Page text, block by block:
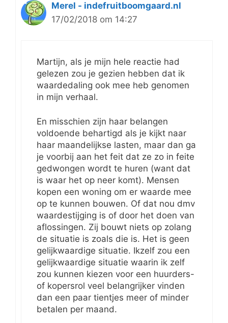
Merel - indefruitboomgaard.nl
17/02/2018 om 14:27
Martijn, als je mijn hele reactie had
gelezen zou je gezien hebben dat ik
waardedaling ook mee heb genomen
in mijn verhaal.
En misschien zijn haar belangen
voldoende behartigd als je kijkt naar
haar maandelijkse lasten, maar dan ga
je voorbij aan het feit dat ze zo in feite
gedwongen wordt te huren (want dat
is waar het op neer komt). Mensen
kopen een woning om er waarde mee
op te kunnen bouwen. Of dat nou dmv
waardestijging is of door het doen van
aflossingen. Zij bouwt niets op zolang
de situatie is zoals die is. Het is geen
gelijkwaardige situatie. Ikzelf zou een
gelijkwaardige situatie waarin ik zelf
zou kunnen kiezen voor een huurders-
of kopersrol veel belangrijker vinden
dan een paar tientjes meer of minder
betalen per maand.